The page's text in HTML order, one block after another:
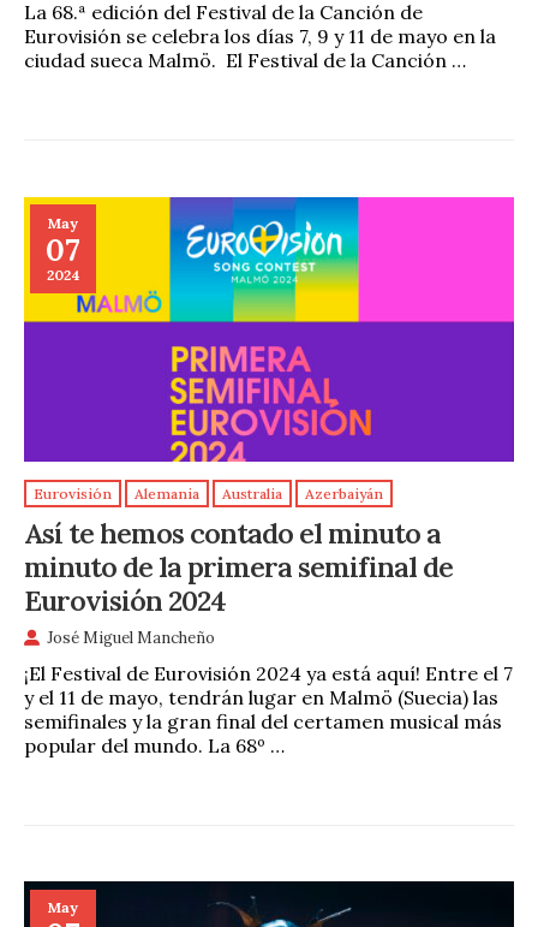
La 68.ª edición del Festival de la Canción de
Eurovisión se celebra los días 7, 9 y 11 de mayo en la
ciudad sueca Malmö. El Festival de la Canción …
May
07
2024
Eurovisión Alemania Australia Azerbaiyán
Así te hemos contado el minuto a
minuto de la primera semifinal de
Eurovisión 2024
José Miguel Mancheño
¡El Festival de Eurovisión 2024 ya está aquí! Entre el 7
y el 11 de mayo, tendrán lugar en Malmö (Suecia) las
semifinales y la gran final del certamen musical más
popular del mundo. La 68º …
May